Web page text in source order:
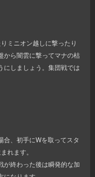
ミニオン越しに撃ったり
から闇雲に撃ってマナの枯
にしましょう。集団戦では
合、初手にWを取ってスタ
れます。
が終わった後は瞬発的な加